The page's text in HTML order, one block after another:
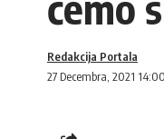
27 Decembra, 2021 14:00
Redakcija Portala